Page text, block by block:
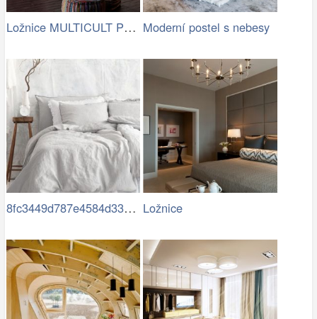
Ložnice MULTICULT Pouf kulatý pruhy Moderní postel s nebesy
8fc3449d787e4584d33caed42e151bf2.jpg Ložnice